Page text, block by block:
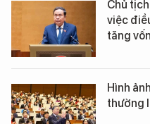
Chủ
việc
tăng
Hình
thường